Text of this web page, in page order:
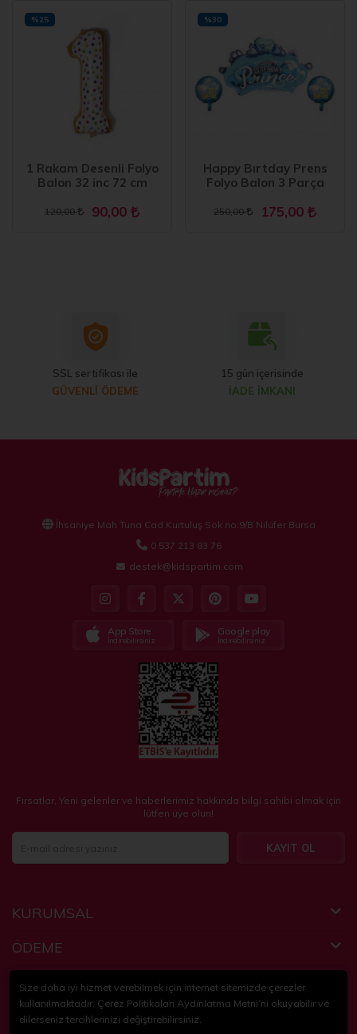
1 Rakam Desenli Folyo
Balon 32 inc 72 cm
120,00 90,00
%25
Happy Bırtday Prens
Folyo Balon 3 Parça
250,00 175,00
%30
SSL sertifikası ile
GÜVENLİ ÖDEME
15 gün içerisinde
İADE İMKANI
İhsaniye Mah Tuna Cad Kurtuluş Sok no:9/B Nilüfer Bursa
0 537 213 83 76
destek@kidspartim.com
App Store
İndirebilirsiniz
Google play
İndirebilirsiniz
Fırsatlar, Yeni gelenler ve haberlerimiz hakkında bilgi sahibi olmak için
lütfen üye olun!
KAYIT OL
KURUMSAL
ÖDEME
FAYDALI BİLGİLER
© 2018-2024KidsPartim. Tüm hakları saklıdır.
Size daha iyi hizmet verebilmek için internet sitemizde çerezler
kullanılmaktadır. Çerez Politikaları Aydınlatma Metni’ni okuyabilir ve
dilerseniz tercihlerinizi değiştirebilirsiniz.